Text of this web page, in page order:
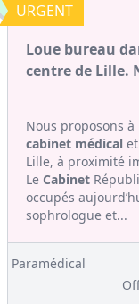
URGENT
Loue bureau
centre de Lille.
Nous proposons à
cabinet médical et
Lille, à proximité
Le Cabinet
occupés
sophrologue et...
Paramédical